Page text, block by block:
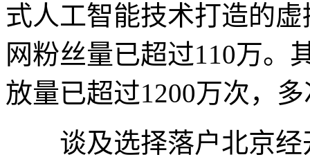
式人工智能技术打造的
网粉丝量已超过110万。
放量已超过1200万次，
谈及选择落户北京经